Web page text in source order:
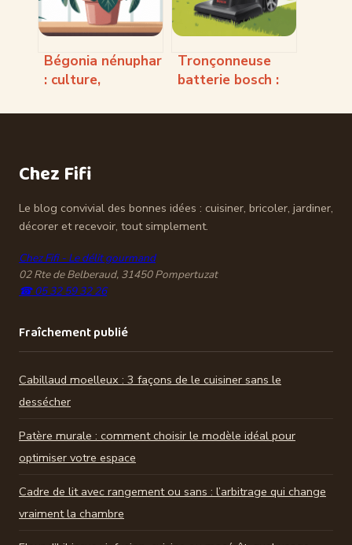
Bégonia nénuphar
: culture,
conseils pour une
Tronçonneuse
batterie bosch :
comment bien
Chez Fifi
Le blog convivial des bonnes idées : cuisiner, bricoler, jardiner,
décorer et recevoir, tout simplement.
Chez Fifi - Le délit gourmand
02 Rte de Belberaud, 31450 Pompertuzat
☎ 05 32 59 32 26
Fraîchement publié
Cabillaud moelleux : 3 façons de le cuisiner sans le
dessécher
Patère murale : comment choisir le modèle idéal pour
optimiser votre espace
Cadre de lit avec rangement ou sans : l’arbitrage qui change
vraiment la chambre